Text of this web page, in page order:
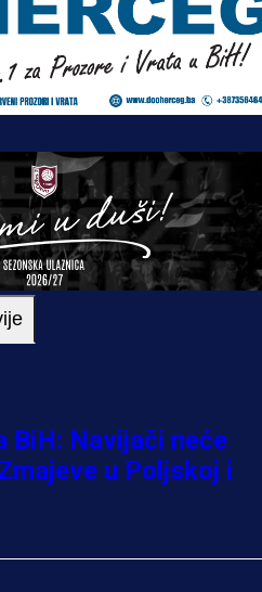
BiH: Navijači neće
u Poljskoj i